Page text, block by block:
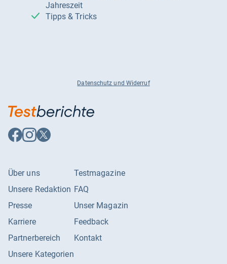
Jahreszeit
Tipps & Tricks
Datenschutz und Widerruf
Auf
Facebook
Auf
Instagram
Auf
X
Über uns
Unsere Redaktion
Presse
Karriere
Partnerbereich
Unsere Kategorien
Testmagazine
FAQ
Unser Magazin
Feedback
Kontakt